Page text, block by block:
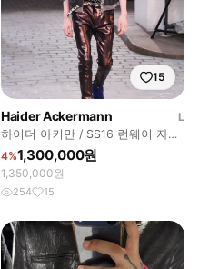
15
Haider Ackermann
L
하이더 아커만 / SS16 런웨이 자수
블루종 / L
4%1,300,000원
1,350,000원
254 15